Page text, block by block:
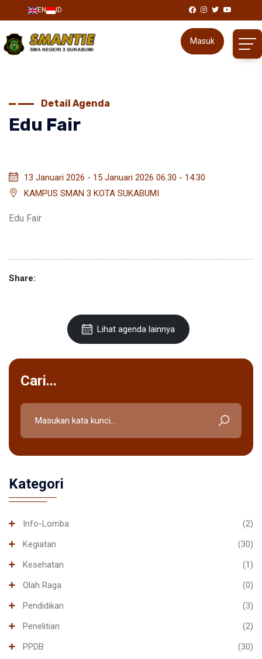
EN ID
Masuk
Detail Agenda
Edu Fair
13 Januari 2026 - 15 Januari 2026 06.30 - 14.30
KAMPUS SMAN 3 KOTA SUKABUMI
Edu Fair
Share:
Lihat agenda lainnya
Cari...
Kategori
Info-Lomba
(2)
Kegiatan
(30)
Kesehatan
(1)
Olah Raga
(0)
Pendidikan
(3)
Penelitian
(2)
PPDB
(30)